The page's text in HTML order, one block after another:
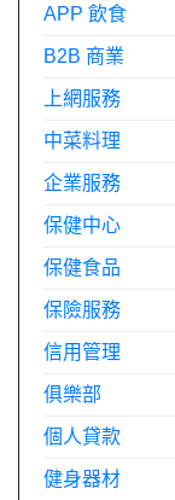
APP 飲食
B2B 商業
上網服務
中菜料理
企業服務
保健中心
保健食品
保險服務
信用管理
俱樂部
個人貸款
健身器材